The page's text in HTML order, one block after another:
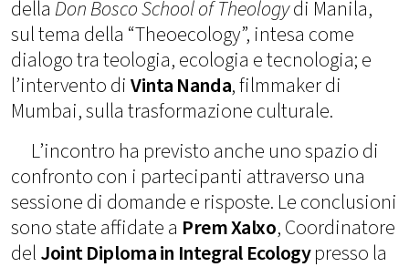
della Don Bosco School of Theologydi Manila,
sul tema della “Theoecology”, intesa come
dialogo tra teologia, ecologia e tecnologia; e
l’intervento diVinta Nanda, filmmaker di
Mumbai, sulla trasformazione culturale.
L’incontro ha previsto anche uno spazio di
confronto con i partecipanti attraverso una
sessione di domande e risposte. Le conclusioni
sono state affidate a Prem Xalxo, Coordinatore
delJoint Diploma in Integral Ecologypresso la